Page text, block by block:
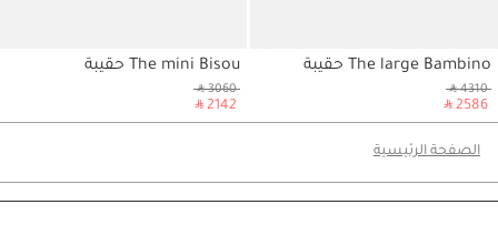
The large Bambino حقيبة
‎ ⃁ 4310 ‎
‎ ⃁ 2586 ‎
The mini Bisou حقيبة حسابي
‎ ⃁ 3060 ‎
‎ ⃁ 2142 ‎
الصفحة الرئيسية